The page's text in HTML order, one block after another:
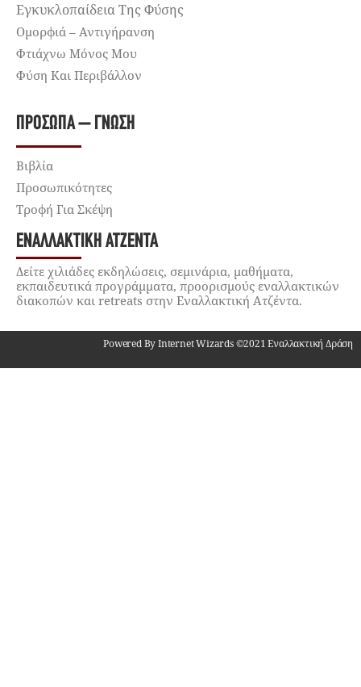
Εγκυκλοπαίδεια Της Φύσης
Ομορφιά – Αντιγήρανση
Φτιάχνω Μόνος Μου
Φύση Και Περιβάλλον
ΠΡΌΣΩΠΑ – ΓΝΏΣΗ
Βιβλία
Προσωπικότητες
Τροφή Για Σκέψη
ΕΝΑΛΛΑΚΤΙΚΉ ΑΤΖΈΝΤΑ
Δείτε χιλιάδες εκδηλώσεις, σεμινάρια, μαθήματα,
εκπαιδευτικά προγράμματα, προορισμούς εναλλακτικών
διακοπών και retreats στην Εναλλακτική Ατζέντα.
Powered By Internet Wizards ©2021 Εναλλακτική Δράση